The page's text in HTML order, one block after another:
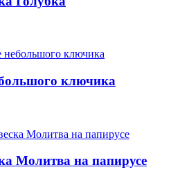
ключика
Молитва на папирусе